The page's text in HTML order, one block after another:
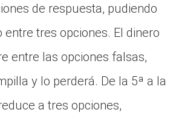
de respuesta, pudiendo
entre tres opciones. El dinero
entre las opciones falsas,
y lo perderá. De la 5ª a la
a tres opciones,